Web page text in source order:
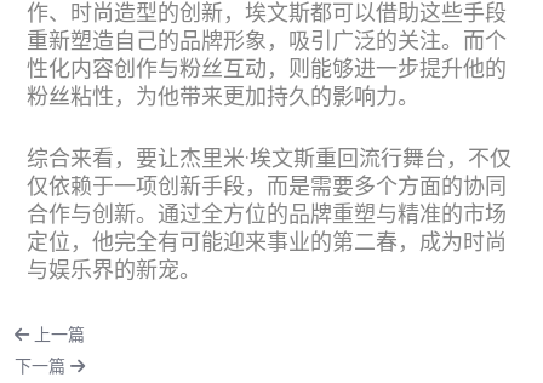
作、时尚造型的创新，埃文斯都可以借助这些手段
重新塑造自己的品牌形象，吸引广泛的关注。而个
性化内容创作与粉丝互动，则能够进一步提升他的
粉丝粘性，为他带来更加持久的影响力。
综合来看，要让杰里米·埃文斯重回流行舞台，不仅
仅依赖于一项创新手段，而是需要多个方面的协同
合作与创新。通过全方位的品牌重塑与精准的市场
定位，他完全有可能迎来事业的第二春，成为时尚
与娱乐界的新宠。
上一篇
下一篇